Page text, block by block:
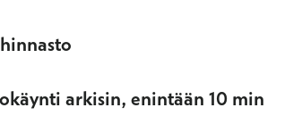
arkisin, enintään 10 min